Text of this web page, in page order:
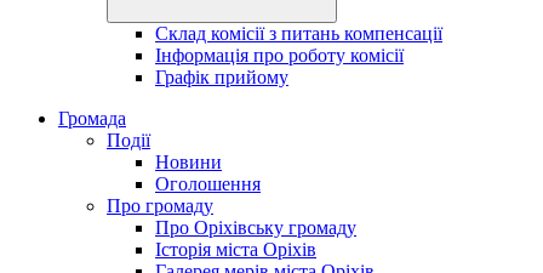
Склад комісії з питань компенсації
Інформація про роботу комісії
Графік прийому
Громада
Події
Новини
Оголошення
Про громаду
Про Оріхівську громаду
Історія міста Оріхів